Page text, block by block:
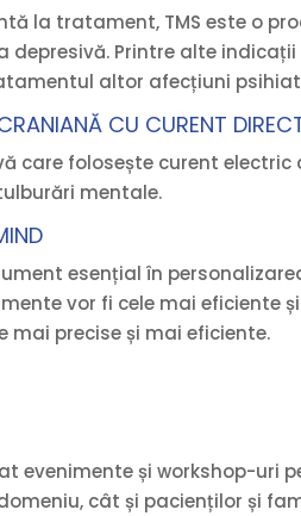
la tratament, TMS este o
Printre alte
altor afecțiuni
CU CURENT
care folosește curent
mentale.
esențial în
vor fi cele mai eficiente
precise și mai eficiente.
evenimente și workshop-uri
cât și pacienților și